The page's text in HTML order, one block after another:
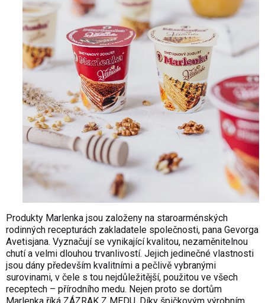
Produkty Marlenka jsou založeny na staroarménských
rodinných recepturách zakladatele společnosti, pana Gevorga
Avetisjana. Vyznačují se vynikající kvalitou, nezaměnitelnou
chutí a velmi dlouhou trvanlivostí. Jejich jedinečné vlastnosti
jsou dány především kvalitními a pečlivě vybranými
surovinami, v čele s tou nejdůležitější, použitou ve všech
receptech – přírodního medu. Nejen proto se dortům
Marlenka říká ZÁZRAK Z MEDU. Díky špičkovým výrobním